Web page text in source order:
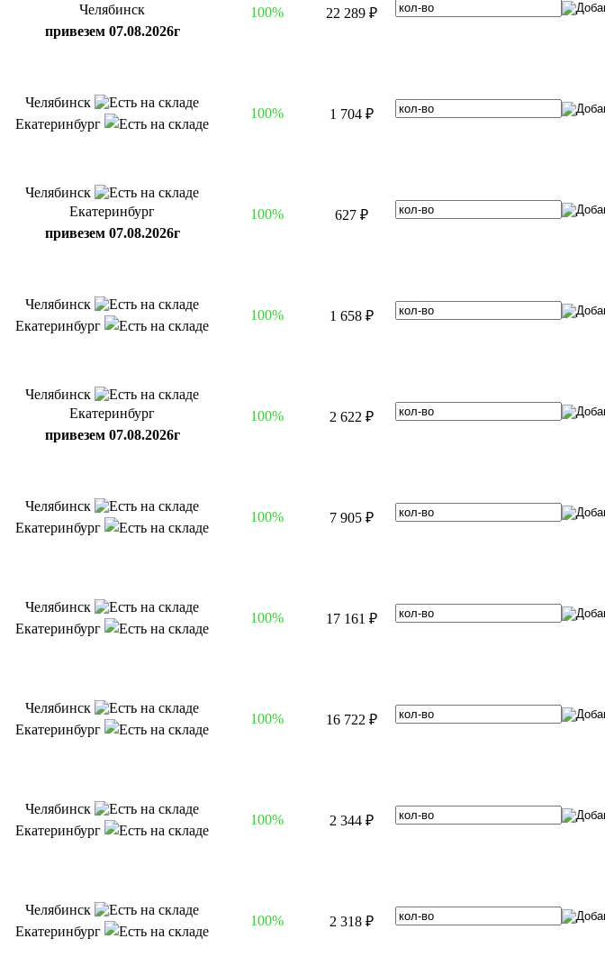
Челябинск
привезем 07.08.2026г
100% 22 289 ₽
Челябинск
Екатеринбург
100% 1 704 ₽
Челябинск
Екатеринбург
привезем 07.08.2026г
100% 627 ₽
Челябинск
Екатеринбург
100% 1 658 ₽
Челябинск
Екатеринбург
привезем 07.08.2026г
100% 2 622 ₽
Челябинск
Екатеринбург
100% 7 905 ₽
Челябинск
Екатеринбург
100% 17 161 ₽
Челябинск
Екатеринбург
100% 16 722 ₽
Челябинск
Екатеринбург
100% 2 344 ₽
Челябинск
Екатеринбург
100% 2 318 ₽